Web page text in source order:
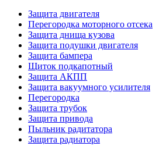
Защита двигателя
Перегородка моторного отсека
Защита днища кузова
Защита подушки двигателя
Защита бампера
Щиток подкапотный
Защита АКПП
Защита вакуумного усилителя
Перегородка
Защита трубок
Защита привода
Пыльник радитатора
Защита радиатора